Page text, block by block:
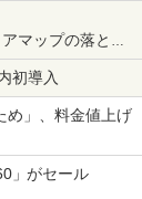
マップの落とし
初導入
め」、料金値上げ
」がセール